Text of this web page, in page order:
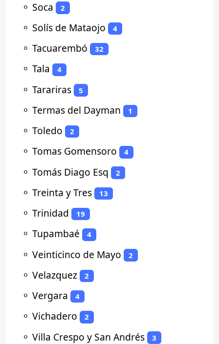
⚬ Soca 2
⚬ Solís de Mataojo 4
⚬ Tacuarembó 32
⚬ Tala 4
⚬ Tarariras 5
⚬ Termas del Dayman 1
⚬ Toledo 2
⚬ Tomas Gomensoro 4
⚬ Tomás Diago Esq 2
⚬ Treinta y Tres 13
⚬ Trinidad 19
⚬ Tupambaé 4
⚬ Veinticinco de Mayo 2
⚬ Velazquez 2
⚬ Vergara 4
⚬ Vichadero 2
⚬ Villa Crespo y San Andrés 3